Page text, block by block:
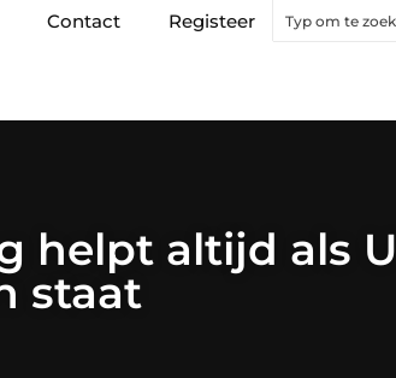
Contact Registeer
helpt altijd als U
staat